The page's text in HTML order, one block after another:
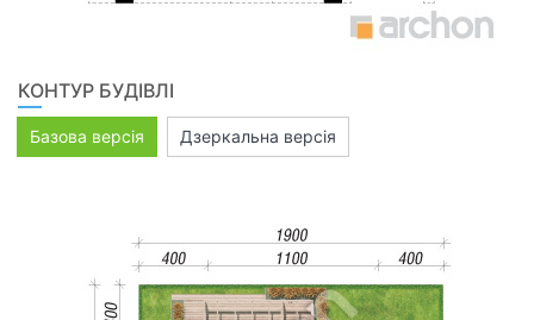
КОНТУР БУДІВЛІ
Базова версія Дзеркальна версія